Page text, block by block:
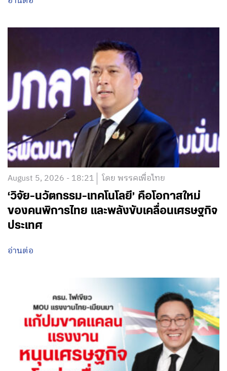
August 5, 2026 - 18:21 โดย พรรคเพื่อไทย
‘วิจัย-นวัตกรรม-เทคโนโลยี’ คือโอกาสใหม่
ของคนพิการไทย และพลังขับเคลื่อนเศรษฐกิจ
ประเทศ
อ่านต่อ